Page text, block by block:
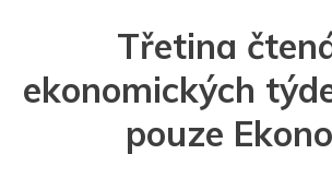
Třetina
ekonomických
pouze